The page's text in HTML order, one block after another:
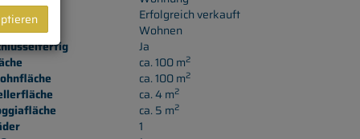
Erfolgreich verkauft
Wohnen
Ja
ca. 100 m2
ca. 100 m2
ca. 4 m2
ca. 5 m2
1